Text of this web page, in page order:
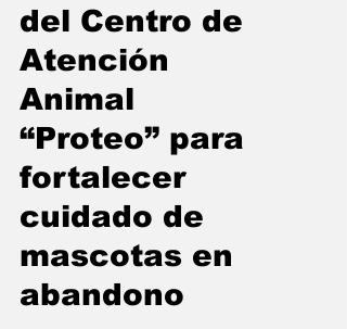
del Centro de
Atención
Animal
“Proteo” para
fortalecer
cuidado de
mascotas en
abandono